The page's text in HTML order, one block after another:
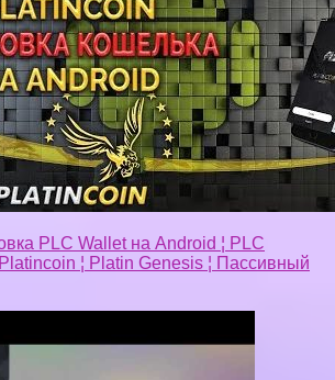
PLC Wallet на Android ¦ PLC
¦ Platin Genesis ¦ Пассивный